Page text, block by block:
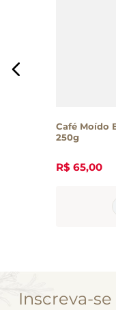
Café Moído
250g
R$ 65,00
Inscreva-